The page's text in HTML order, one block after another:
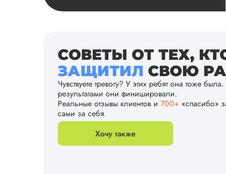
СОВЕТЫ ОТ ТЕХ,
ЗАЩИТИЛ СВОЮ
Чувствуете тревогу? У этих ребят она тоже
результатами они финишировали.
Реальные отзывы клиентов и 700+ «спасибо»
сами за себя.
Хочу также